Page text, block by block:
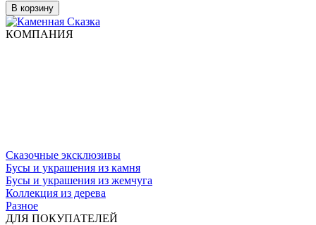
В корзину
КОМПАНИЯ
Сказочные эксклюзивы
Бусы и украшения из камня
Бусы и украшения из жемчуга
Коллекция из дерева
Разное
ДЛЯ ПОКУПАТЕЛЕЙ